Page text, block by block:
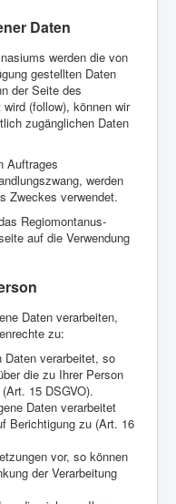
Daten
werden die von
gestellten Daten
der Seite des
(follow), können wir
zugänglichen Daten
Auftrages
werden
Zweckes verwendet.
Regiomontanus-
auf die Verwendung
Daten verarbeiten,
zu:
Daten verarbeitet, so
die zu Ihrer Person
15 DSGVO).
Daten verarbeitet
Berichtigung zu (Art. 16
vor, so können
der Verarbeitung